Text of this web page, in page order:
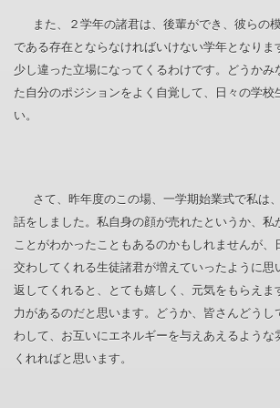
また、２学年の諸君は、後輩ができ、彼らの
である存在とならなければいけない学年となりま
少し違った立場になってくるわけです。どうかみ
た自分のポジションをよく自覚して、日々の学校
い。
さて、昨年度のこの場、一学期始業式で私は
話をしました。私自身の顔が売れたというか、私
ことがわかったこともあるのかもしれませんが、
交わしてくれる生徒諸君が増えていったように思
返してくれると、とても嬉しく、元気をもらえま
力があるのだと思います。どうか、皆さんどうし
わして、お互いにエネルギーを与えあえるような
くれればと思います。